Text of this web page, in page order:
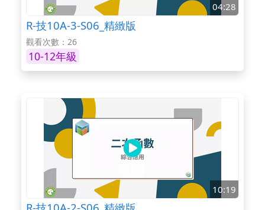
04:28
R-技10A-3-S06_精緻版
觀看次數：26
10-12年級
10:19